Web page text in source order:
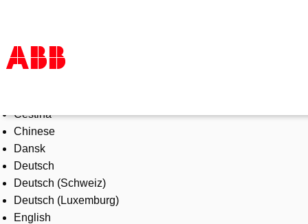
Products & Solutions
Industries
Services
About us
Where to buy
Contact us
Careers
Čeština
Chinese
Dansk
Deutsch
Deutsch (Schweiz)
Deutsch (Luxemburg)
English